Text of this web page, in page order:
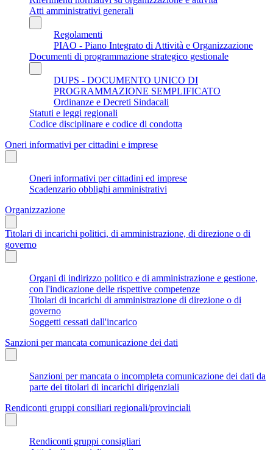
Atti amministrativi generali
Regolamenti
PIAO - Piano Integrato di Attività e Organizzazione
Documenti di programmazione strategico gestionale
DUPS - DOCUMENTO UNICO DI
PROGRAMMAZIONE SEMPLIFICATO
Ordinanze e Decreti Sindacali
Statuti e leggi regionali
Codice disciplinare e codice di condotta
Oneri informativi per cittadini e imprese
Oneri informativi per cittadini ed imprese
Scadenzario obblighi amministrativi
Organizzazione
Titolari di incarichi politici, di amministrazione, di direzione o di
governo
Organi di indirizzo politico e di amministrazione e gestione,
con l'indicazione delle rispettive competenze
Titolari di incarichi di amministrazione di direzione o di
governo
Soggetti cessati dall'incarico
Sanzioni per mancata comunicazione dei dati
Sanzioni per mancata o incompleta comunicazione dei dati da
parte dei titolari di incarichi dirigenziali
Rendiconti gruppi consiliari regionali/provinciali
Rendiconti gruppi consigliari